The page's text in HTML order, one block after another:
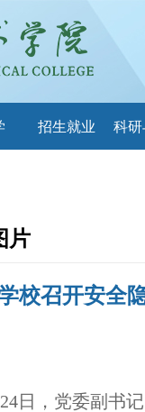
招生就业 科研
片
校召开安全
日，党委副书